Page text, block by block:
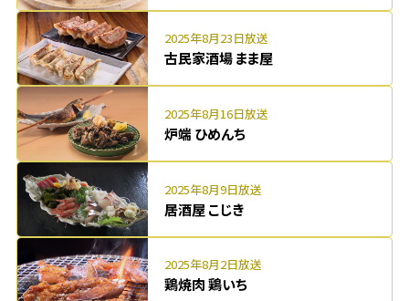
2025年8月23日放送
古民家酒場 まま屋
2025年8月16日放送
炉端 ひめんち
2025年8月9日放送
居酒屋 こじき
2025年8月2日放送
鶏焼肉 鶏いち